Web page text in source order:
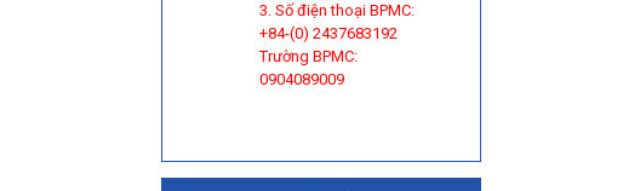
3. Số điện thoại BPMC:
+84-(0) 2437683192
Trường BPMC:
0904089009